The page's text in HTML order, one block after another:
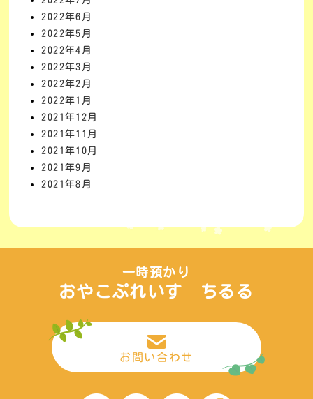
2022年6月
2022年5月
2022年4月
2022年3月
2022年2月
2022年1月
2021年12月
2021年11月
2021年10月
2021年9月
2021年8月
一時預かり
おやこぷれいす ちるる
お問い合わせ